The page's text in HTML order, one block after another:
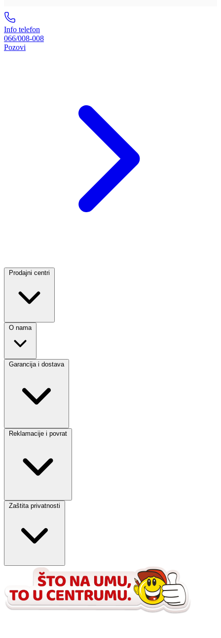
Info telefon
066/008-008
Pozovi
Prodajni centri
O nama
Garancija i dostava
Reklamacije i povrat
Zaštita privatnosti